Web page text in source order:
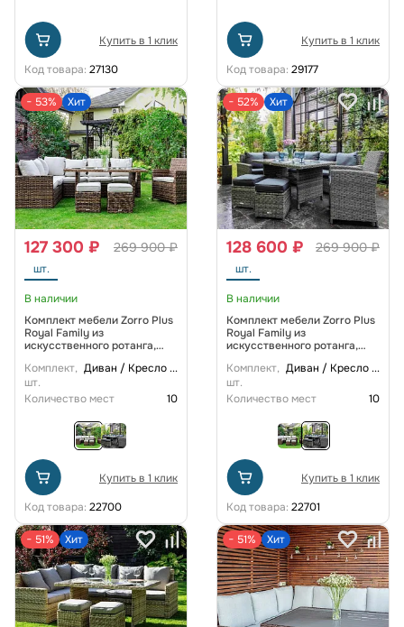
Купить в 1 клик
Код товара: 27130
Купить в 1 клик
Код товара: 29177
− 53% Хит
269 900 ₽
127 300 ₽
шт.
В наличии
Комплект мебели Zorro Plus
Royal Family из
искусственного ротанга,
Комплект,
шт.
Диван / Кресло...
Количество мест 10
Купить в 1 клик
Код товара: 22700
− 52% Хит
269 900 ₽
128 600 ₽
шт.
В наличии
Комплект мебели Zorro Plus
Royal Family из
искусственного ротанга,
Комплект,
шт.
Диван / Кресло...
Количество мест 10
Купить в 1 клик
Код товара: 22701
− 51% Хит − 51% Хит